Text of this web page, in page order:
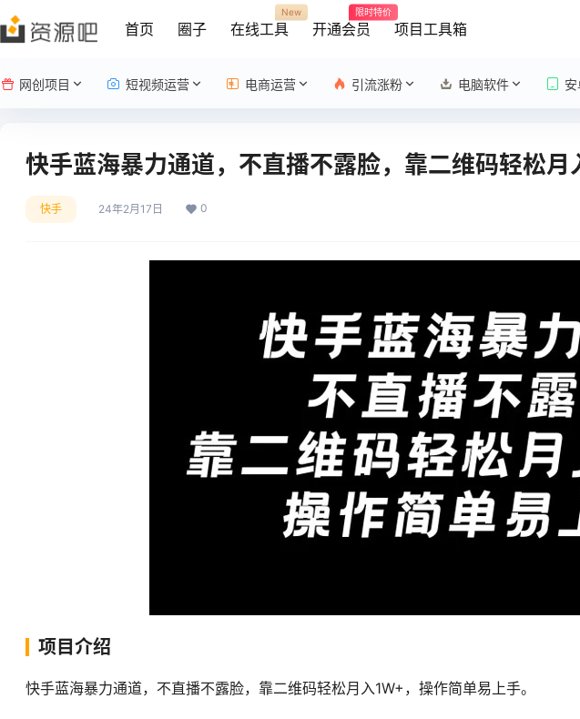
首页 圈子 在线工具
New
开通会员
限时特价
项目工具箱
网创项目 短视频运营 电商运营 引流涨粉 电脑软件
快手蓝海暴力通道，不直播不露脸，靠二维码轻松
快手 24年2月17日 0
项目介绍
快手蓝海暴力通道，不直播不露脸，靠二维码轻松月入1W+，操作简单易上手。